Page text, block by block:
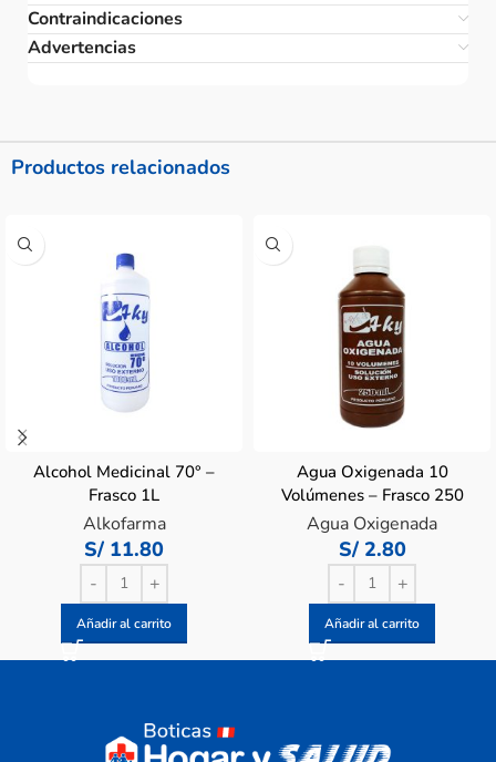
Contraindicaciones
Advertencias
Productos relacionados
Alcohol Medicinal 70° –
Frasco 1L
Alkofarma
S/ 11.80
Añadir al carrito
Agua Oxigenada 10
Volúmenes – Frasco 250
ml
Agua Oxigenada
S/2.80
Añadir al carrito